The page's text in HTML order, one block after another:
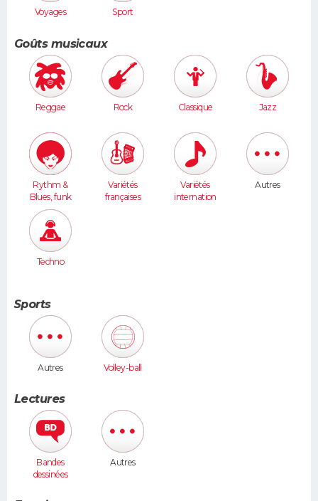
Voyages Sport
Goûts musicaux
Reggae Rock Classique Jazz
Rythm &
Blues, funk
Variétés
françaises
Variétés
internation
Autres
Techno
Sports
Autres Volley-ball
Lectures
Bandes
dessinées
Autres